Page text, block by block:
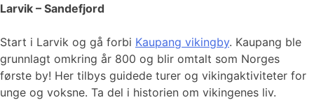
Larvik – Sandefjord
Start i Larvik og gå forbi Kaupang vikingby. Kaupang ble
grunnlagt omkring år 800 og blir omtalt som Norges
første by! Her tilbys guidede turer og vikingaktiviteter for
unge og voksne. Ta del i historien om vikingenes liv.